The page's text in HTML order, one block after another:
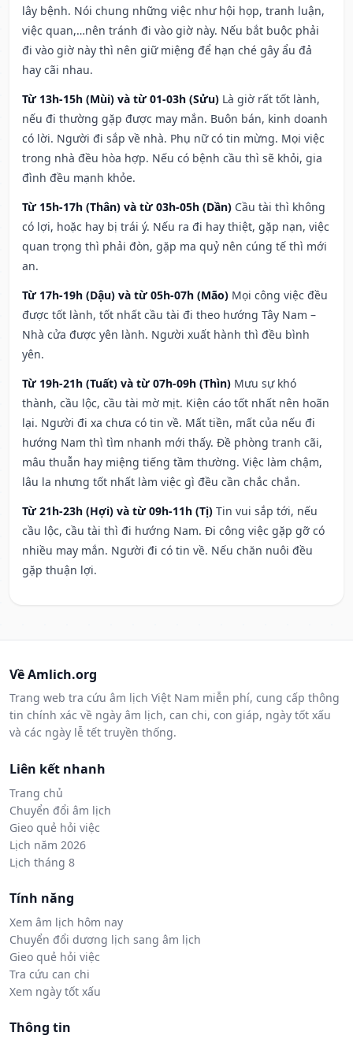
lây bệnh. Nói chung những việc như hội họp, tranh luận,
việc quan,…nên tránh đi vào giờ này. Nếu bắt buộc phải
đi vào giờ này thì nên giữ miệng để hạn ché gây ẩu đả
hay cãi nhau.
Từ 13h-15h (Mùi) và từ 01-03h (Sửu) Là giờ rất tốt lành,
nếu đi thường gặp được may mắn. Buôn bán, kinh doanh
có lời. Người đi sắp về nhà. Phụ nữ có tin mừng. Mọi việc
trong nhà đều hòa hợp. Nếu có bệnh cầu thì sẽ khỏi, gia
đình đều mạnh khỏe.
Từ 15h-17h (Thân) và từ 03h-05h (Dần) Cầu tài thì không
có lợi, hoặc hay bị trái ý. Nếu ra đi hay thiệt, gặp nạn, việc
quan trọng thì phải đòn, gặp ma quỷ nên cúng tế thì mới
an.
Từ 17h-19h (Dậu) và từ 05h-07h (Mão) Mọi công việc đều
được tốt lành, tốt nhất cầu tài đi theo hướng Tây Nam –
Nhà cửa được yên lành. Người xuất hành thì đều bình
yên.
Từ 19h-21h (Tuất) và từ 07h-09h (Thìn) Mưu sự khó
thành, cầu lộc, cầu tài mờ mịt. Kiện cáo tốt nhất nên hoãn
lại. Người đi xa chưa có tin về. Mất tiền, mất của nếu đi
hướng Nam thì tìm nhanh mới thấy. Đề phòng tranh cãi,
mâu thuẫn hay miệng tiếng tầm thường. Việc làm chậm,
lâu la nhưng tốt nhất làm việc gì đều cần chắc chắn.
Từ 21h-23h (Hợi) và từ 09h-11h (Tị) Tin vui sắp tới, nếu
cầu lộc, cầu tài thì đi hướng Nam. Đi công việc gặp gỡ có
nhiều may mắn. Người đi có tin về. Nếu chăn nuôi đều
gặp thuận lợi.
Về Amlich.org
Trang web tra cứu âm lịch Việt Nam miễn phí, cung cấp thông
tin chính xác về ngày âm lịch, can chi, con giáp, ngày tốt xấu
và các ngày lễ tết truyền thống.
Liên kết nhanh
Trang chủ
Chuyển đổi âm lịch
Gieo quẻ hỏi việc
Lịch năm 2026
Lịch tháng 8
Tính năng
Xem âm lịch hôm nay
Chuyển đổi dương lịch sang âm lịch
Gieo quẻ hỏi việc
Tra cứu can chi
Xem ngày tốt xấu
Thông tin